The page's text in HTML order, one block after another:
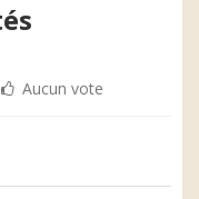
Aucun vote